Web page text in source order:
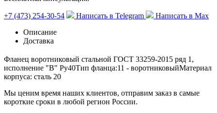
+7 (473) 254-30-54 Написать в Telegram
Написать в Max
Описание
Доставка
Фланец воротниковый стальной ГОСТ 33259-2015 ряд 1,
исполнение "В" Ру40Тип фланца:11 - воротниковыйМатериал
корпуса: сталь 20
Мы ценим время наших клиентов, отправим заказ в самые
короткие сроки в любой регион России.